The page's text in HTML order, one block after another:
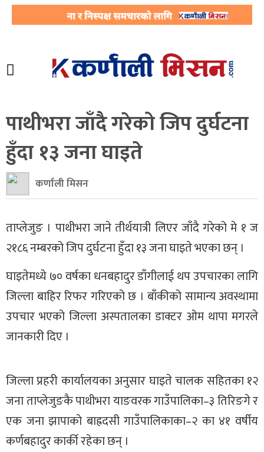
पाथीभरा जाँदै गरेको जिप दुर्घटना
हुँदा १३ जना घाइते
कर्णाली मिसन
ताप्लेजुङ । पाथीभरा जाने तीर्थयात्री लिएर जाँदै गरेको मे १ ज
२१८६ नम्बरको जिप दुर्घटना हुँदा १३ जना घाइते भएका छन् ।
घाइतेमध्ये ७० वर्षका धनबहादुर डाँगीलाई थप उपचारका लागि
जिल्ला बाहिर रिफर गरिएको छ । बाँकीको सामान्य अवस्थामा
उपचार भएको जिल्ला अस्पतालका डाक्टर ओम थापा मगरले
जानकारी दिए ।
जिल्ला प्रहरी कार्यालयका अनुसार घाइते चालक सहितका १२
जना ताप्लेजुङकै पाथीभरा याङवरक गाउँपालिका–३ तिरिङगे र
एक जना झापाको बाह्रदसी गाउँपालिकाका–२ का ४१ वर्षीय
कर्णबहादुर कार्की रहेका छन् ।